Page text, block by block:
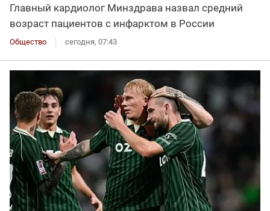
Главный кардиолог Минздрава назвал средний
возраст пациентов с инфарктом в России
Общество сегодня, 07:43